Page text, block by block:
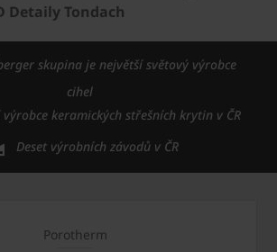
Detaily Tondach
skupina je největší světový výrobce
cihel
výrobce keramických střešních krytin v ČR
Deset výrobních závodů v ČR
Porotherm